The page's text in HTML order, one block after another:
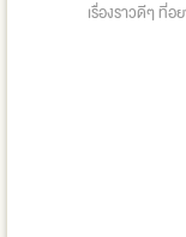
เรื่องราวดีๆ ที่อ